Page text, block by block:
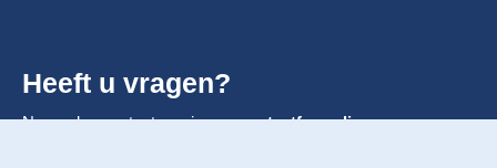
Heeft u vragen?
Neem dan contact op via onscontactformulier